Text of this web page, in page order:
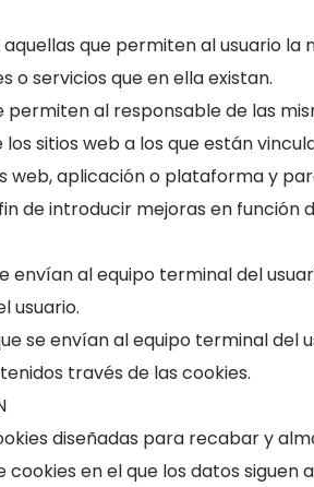
que permiten al usuario
o servicios que en ella existan.
permiten al responsable de las
sitios web a los que están
web, aplicación o plataforma y
de introducir mejoras en función
envían al equipo terminal del
usuario.
se envían al equipo terminal
través de las cookies.
diseñadas para recabar y
cookies en el que los datos